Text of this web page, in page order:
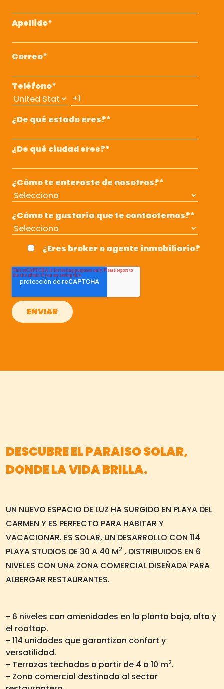
Apellido*
Correo*
Teléfono*
¿De qué estado eres?*
¿De qué ciudad eres?*
¿Cómo te enteraste de nosotros?*
¿Cómo te gustaría que te contactemos?*
¿Eres broker o agente inmobiliario?
DESCUBRE EL PARAISO SOLAR,
DONDE LA VIDA BRILLA.
UN NUEVO ESPACIO DE LUZ HA SURGIDO EN PLAYA DEL
CARMEN Y ES PERFECTO PARA HABITAR Y
VACACIONAR. ES SOLAR, UN DESARROLLO CON 114
PLAYA STUDIOS DE 30 A 40 M2 , DISTRIBUIDOS EN 6
NIVELES CON UNA ZONA COMERCIAL DISEÑADA PARA
ALBERGAR RESTAURANTES.
- 6 niveles con amenidades en la planta baja, alta y
el rooftop.
- 114 unidades que garantizan confort y
versatilidad.
- Terrazas techadas a partir de 4 a 10 m2.
- Zona comercial destinada al sector